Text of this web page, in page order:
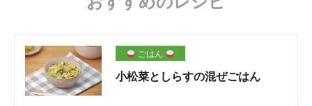
ごはん
小松菜としらすの混ぜごはん